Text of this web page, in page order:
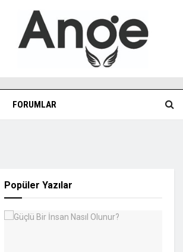
FORUMLAR
Popüler Yazılar